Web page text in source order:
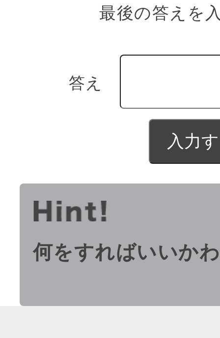
最後の答えを入
答え
何をすればいいか